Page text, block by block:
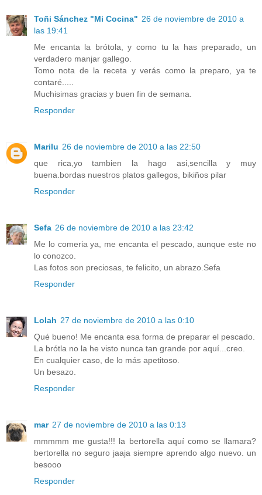
Toñi Sánchez "Mi Cocina" 26 de noviembre de 2010 a
las 19:41
Me encanta la brótola, y como tu la has preparado, un
verdadero manjar gallego.
Tomo nota de la receta y verás como la preparo, ya te
contaré.....
Muchisimas gracias y buen fin de semana.
Responder
Marilu 26 de noviembre de 2010 a las 22:50
que rica,yo tambien la hago asi,sencilla y muy
buena.bordas nuestros platos gallegos, bikiños pilar
Responder
Sefa 26 de noviembre de 2010 a las 23:42
Me lo comeria ya, me encanta el pescado, aunque este no
lo conozco.
Las fotos son preciosas, te felicito, un abrazo.Sefa
Responder
Lolah 27 de noviembre de 2010 a las 0:10
Qué bueno! Me encanta esa forma de preparar el pescado.
La brótla no la he visto nunca tan grande por aquí...creo.
En cualquier caso, de lo más apetitoso.
Un besazo.
Responder
mar 27 de noviembre de 2010 a las 0:13
mmmmm me gusta!!! la bertorella aquí como se llamara?
bertorella no seguro jaaja siempre aprendo algo nuevo. un
besooo
Responder